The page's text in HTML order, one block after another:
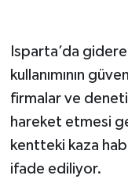
Isparta’da
kullanımının
firmalar ve
hareket etmesi
kentteki kaza
ifade ediliyor.